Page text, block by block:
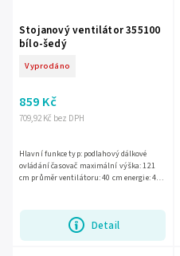
Stojanový ventilátor 355100
bílo-šedý
Vyprodáno
709,92 Kč bez DPH
859 Kč
Detail
Hlavní funkce typ: podlahový dálkové
ovládání časovač maximální výška: 121
cm průměr ventilátoru: 40 cm energie: 45